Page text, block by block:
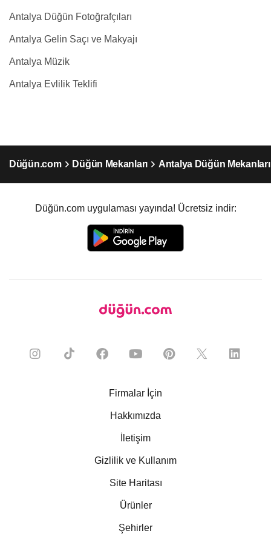
Antalya Düğün Fotoğrafçıları
Antalya Gelin Saçı ve Makyajı
Antalya Müzik
Antalya Evlilik Teklifi
Düğün.com Düğün Mekanları Antalya Düğün Mekanları
Düğün.com uygulaması yayında! Ücretsiz indir:
Firmalar İçin
Hakkımızda
İletişim
Gizlilik ve Kullanım
Site Haritası
Ürünler
Şehirler